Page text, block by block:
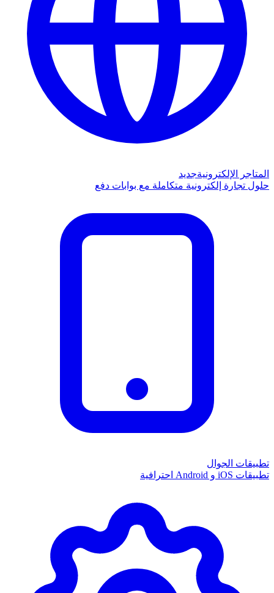
المتاجر الإلكترونيةجديد
حلول تجارة إلكترونية متكاملة مع بوابات دفع
تطبيقات الجوال
تطبيقات iOS و Android احترافية